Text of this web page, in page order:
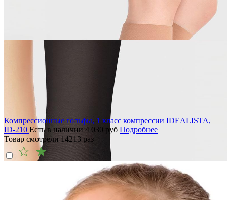
Компрессионные гольфы, 1 класс компрессии IDEALISTA,
ID-210 Есть в наличии 4 030 руб Подробнее
Товар смотрели 14213 раз